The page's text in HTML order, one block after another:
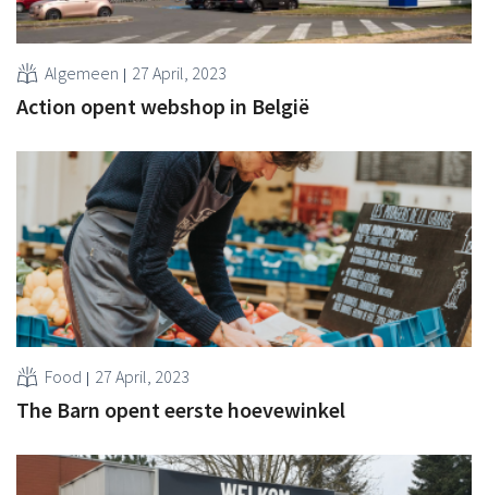
Algemeen 27 April, 2023
Action opent webshop in België
Food 27 April, 2023
The Barn opent eerste hoevewinkel